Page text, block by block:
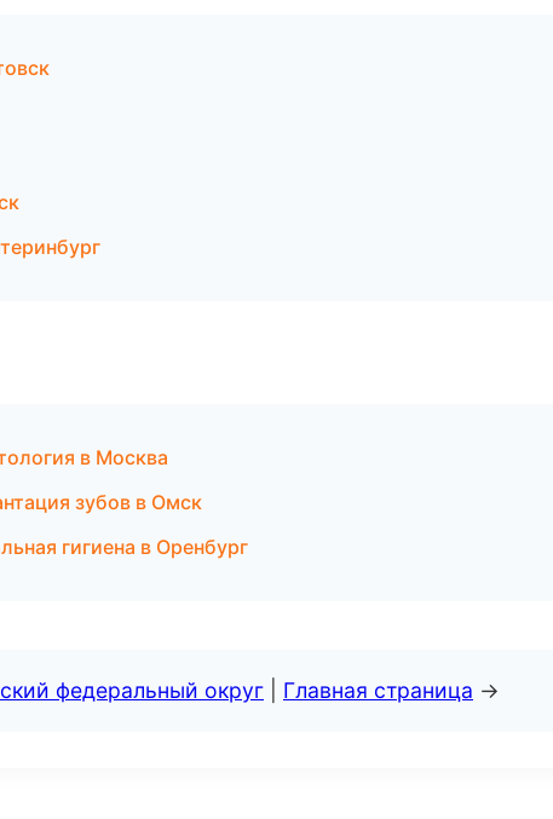
в Москва
зубов в Омск
гигиена в Оренбург
федеральный округ Главная страница →